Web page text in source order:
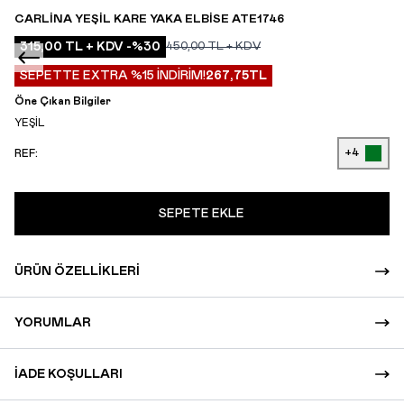
CARLINA YEŞIL KARE YAKA ELBISE ATE1746
315,00 TL + KDV -%30 450,00TL + KDV
SEPETTE EXTRA %15 İNDİRİM!267,75TL
Öne Çıkan Bilgiler
YEŞİL
REF: +4
SEPETE EKLE
ÜRÜN ÖZELLIKLERI
YORUMLAR
İADE KOŞULLARI